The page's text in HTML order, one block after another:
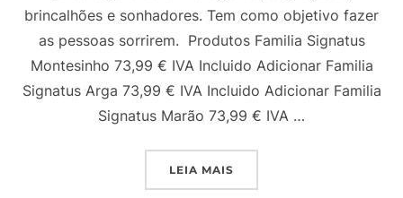
brincalhões e sonhadores. Tem como objetivo fazer
as pessoas sorrirem. Produtos Familia Signatus
Montesinho 73,99 € IVA Incluido Adicionar Familia
Signatus Arga 73,99 € IVA Incluido Adicionar Familia
Signatus Marão 73,99 € IVA …
LEIA MAIS